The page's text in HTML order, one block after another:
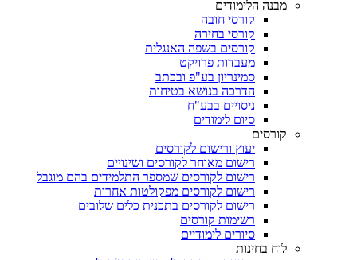
מבנה הלימודים
קורסי חובה
קורסי בחירה
קורסים בשפה האנגלית
מעבדות פרויקט
סמינריון בע"פ ובכתב
הדרכה בנושא בטיחות
ניסויים בבע"ח
סיום לימודים
קורסים
יעוץ ורישום לקורסים
רישום מאוחר לקורסים ושינויים
רישום לקורסים שמספר התלמידים בהם מוגבל
רישום לקורסים מפקולטות אחרות
רישום לקורסים בתכנית כלים שלובים
רשימות קורסים
סיורים לימודיים
לוח בחינות